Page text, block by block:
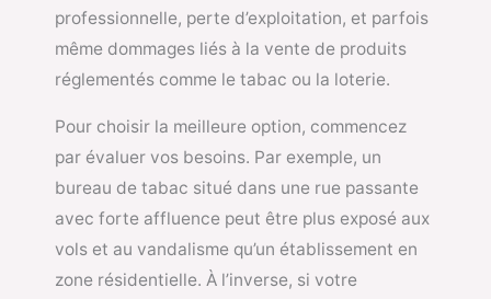
professionnelle, perte d’exploitation, et parfois
même dommages liés à la vente de produits
réglementés comme le tabac ou la loterie.
Pour choisir la meilleure option, commencez
par évaluer vos besoins. Par exemple, un
bureau de tabac situé dans une rue passante
avec forte affluence peut être plus exposé aux
vols et au vandalisme qu’un établissement en
zone résidentielle. À l’inverse, si votre